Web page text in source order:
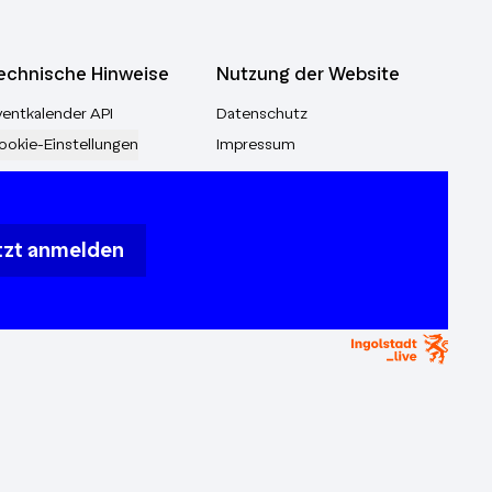
Nachhaltige Produktion: Energieeffiziente
Hinweise
API
Einstellungen
Nutzung der Website
Datenschutz
Impressum
anmelden